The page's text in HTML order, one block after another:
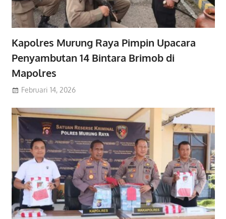
Kapolres Murung Raya Pimpin Upacara
Penyambutan 14 Bintara Brimob di
Mapolres
Februari 14, 2026